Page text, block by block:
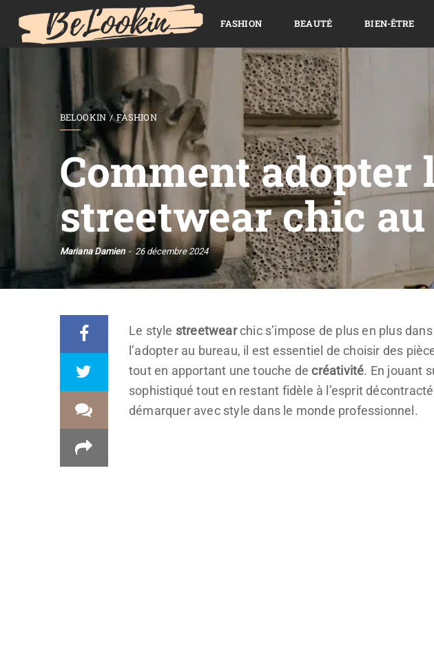
FASHION BEAUTÉ BIEN-ÊTRE
BELOOKIN FASHION
Comment adopter
streetwear chic au
Mariana Damien 26 décembre 2024
Le style streetwearchic s’impose de plus en plus
l’adopter au bureau, il est essentiel de choisir des
tout en apportant une touche decréativité. En jouant
sophistiqué tout en restant fidèle à l’esprit
démarquer avec style dans le monde professionnel.